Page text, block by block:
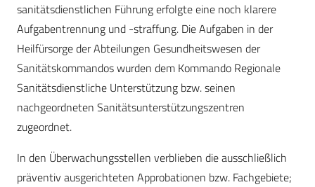
sanitätsdienstlichen Führung erfolgte eine noch klarere
Aufgabentrennung und -straffung. Die Aufgaben in der
Heilfürsorge der Abteilungen Gesundheitswesen der
Sanitätskommandos wurden dem Kommando Regionale
Sanitätsdienstliche Unterstützung bzw. seinen
nachgeordneten Sanitätsunterstützungszentren
zugeordnet.
In den Überwachungsstellen verblieben die ausschließlich
präventiv ausgerichteten Approbationen bzw. Fachgebiete;